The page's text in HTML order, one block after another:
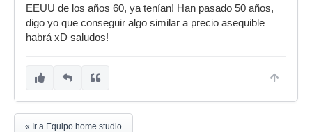
EEUU de los años 60, ya tenían! Han pasado 50 años,
digo yo que conseguir algo similar a precio asequible
habrá xD saludos!
« Ir a Equipo home studio